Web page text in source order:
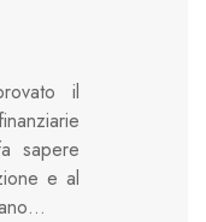
il
sapere
e al